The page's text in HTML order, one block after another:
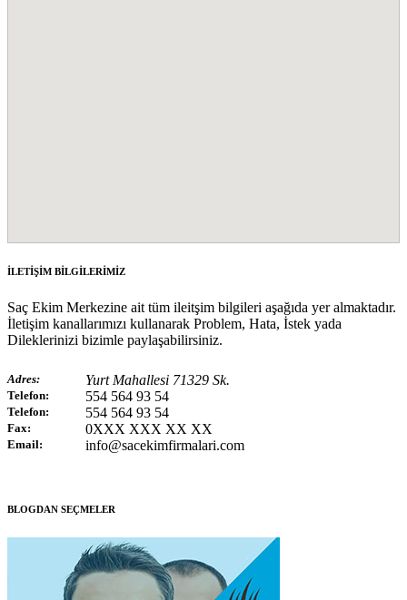
İLETİŞİM BİLGİLERİMİZ
Saç Ekim Merkezine ait tüm ileitşim bilgileri aşağıda yer almaktadır.
İletişim kanallarımızı kullanarak Problem, Hata, İstek yada
Dileklerinizi bizimle paylaşabilirsiniz.
Adres: Yurt Mahallesi 71329 Sk.
Telefon: 554 564 93 54
Telefon: 554 564 93 54
Fax: 0XXX XXX XX XX
Email: info@sacekimfirmalari.com
BLOGDAN SEÇMELER